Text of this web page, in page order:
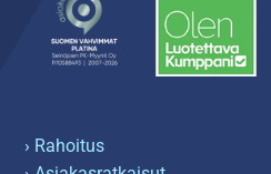
› Rahoitus